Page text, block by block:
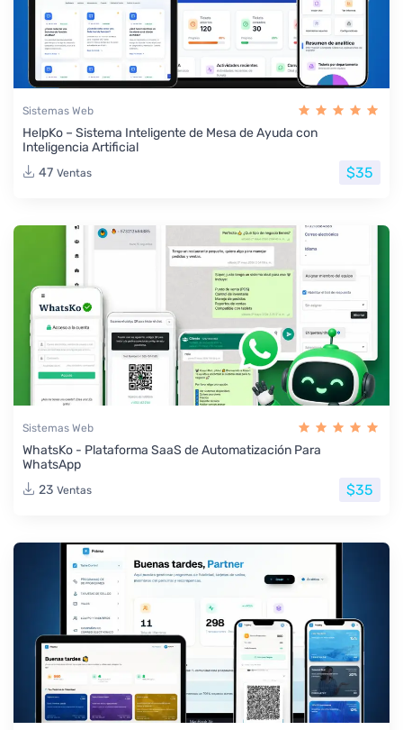
Sistemas Web
HelpKo – Sistema Inteligente de Mesa de Ayuda con
Inteligencia Artificial
47 Ventas $35
Sistemas Web
WhatsKo - Plataforma SaaS de Automatización Para
WhatsApp
23 Ventas $35